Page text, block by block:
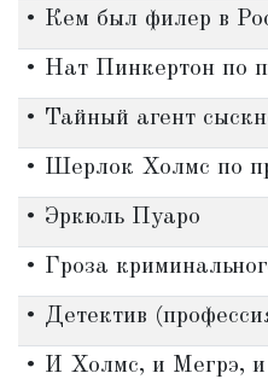
• Кем был филер в
• Нат Пинкертон по
• Тайный агент
• Шерлок Холмс по
• Эркюль Пуаро
• Гроза
• Детектив
• И Холмс, и Мегрэ,